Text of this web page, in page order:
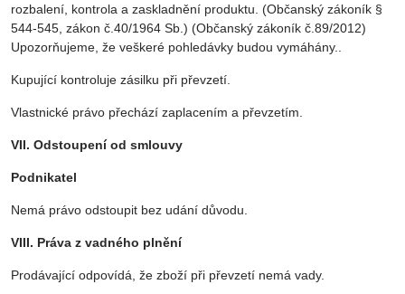
rozbalení, kontrola a zaskladnění produktu. (Občanský zákoník §
544-545, zákon č.40/1964 Sb.) (Občanský zákoník č.89/2012)
Upozorňujeme, že veškeré pohledávky budou vymáhány..
Kupující kontroluje zásilku při převzetí.
Vlastnické právo přechází zaplacením a převzetím.
VII. Odstoupení od smlouvy
Podnikatel
Nemá právo odstoupit bez udání důvodu.
VIII. Práva z vadného plnění
Prodávající odpovídá, že zboží při převzetí nemá vady.